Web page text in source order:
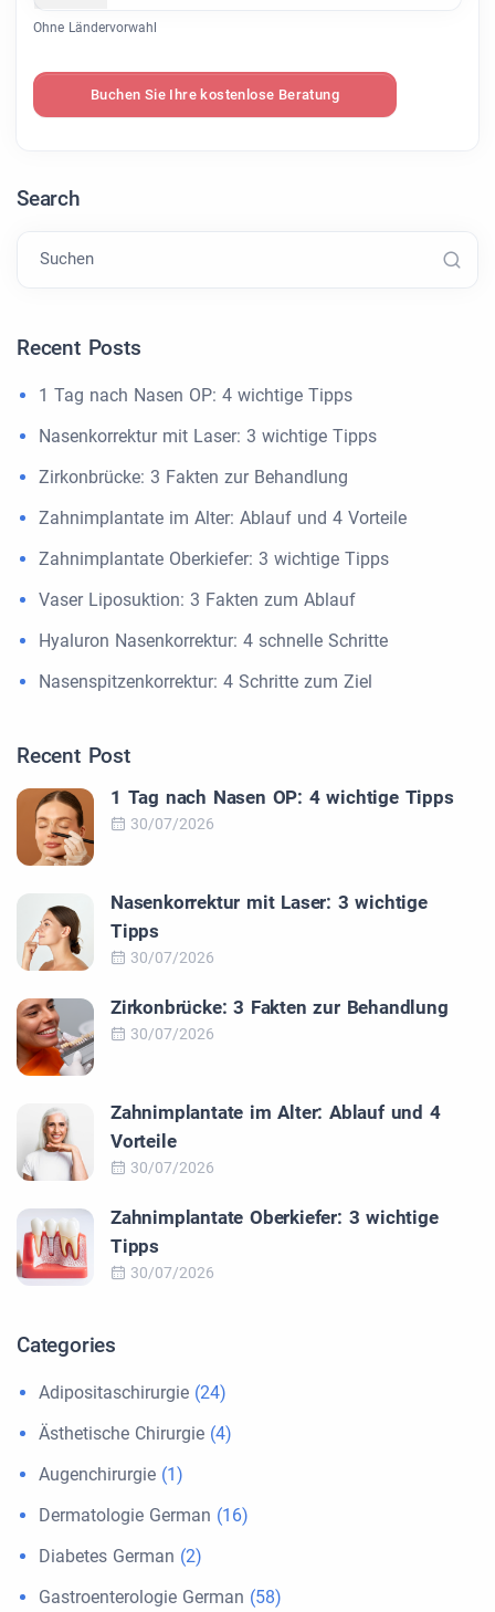
Ohne Ländervorwahl
Buchen Sie Ihre kostenlose Beratung
Search
Suchen
Recent Posts
1 Tag nach Nasen OP: 4 wichtige Tipps
Nasenkorrektur mit Laser: 3 wichtige Tipps
Zirkonbrücke: 3 Fakten zur Behandlung
Zahnimplantate im Alter: Ablauf und 4 Vorteile
Zahnimplantate Oberkiefer: 3 wichtige Tipps
Vaser Liposuktion: 3 Fakten zum Ablauf
Hyaluron Nasenkorrektur: 4 schnelle Schritte
Nasenspitzenkorrektur: 4 Schritte zum Ziel
Recent Post
1 Tag nach Nasen OP: 4 wichtige Tipps
30/07/2026
Nasenkorrektur mit Laser: 3 wichtige
Tipps
30/07/2026
Zirkonbrücke: 3 Fakten zur Behandlung
30/07/2026
Zahnimplantate im Alter: Ablauf und 4
Vorteile
30/07/2026
Zahnimplantate Oberkiefer: 3 wichtige
Tipps
30/07/2026
Categories
Adipositaschirurgie (24)
Ästhetische Chirurgie (4)
Augenchirurgie (1)
Dermatologie German (16)
Diabetes German (2)
Gastroenterologie German (58)